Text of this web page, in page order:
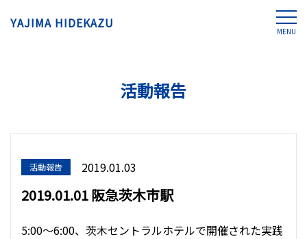
YAJIMA HIDEKAZU
MENU
活動報告
活動報告 2019.01.03
2019.01.01 阪急茨木市駅
5:00〜6:00、茨木セントラルホテルで開催された実践